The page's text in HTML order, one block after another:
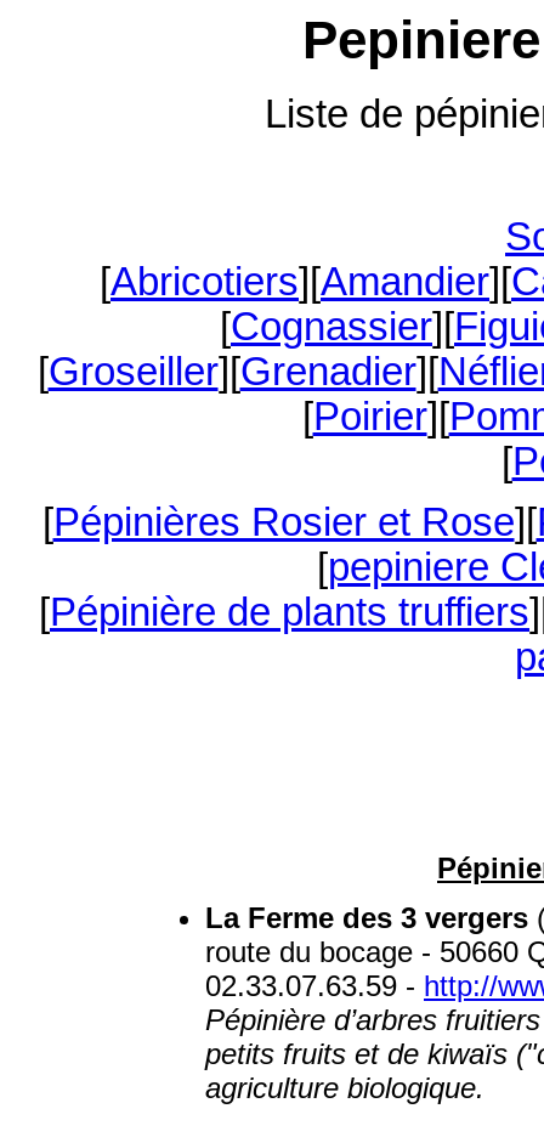
Liste de
[Abricotiers][Amandier][
[Cognassier][
[Groseiller][Grenadier][
[Poirier][
[
[Pépinières Rosier et Rose][
[pepiniere
[Pépinière de plants truffiers
La Ferme des 3 vergers
route du bocage - 50660
02.33.07.63.59 - http://
Pépinière d’arbres
petits fruits et de kiwaïs
agriculture biologique.